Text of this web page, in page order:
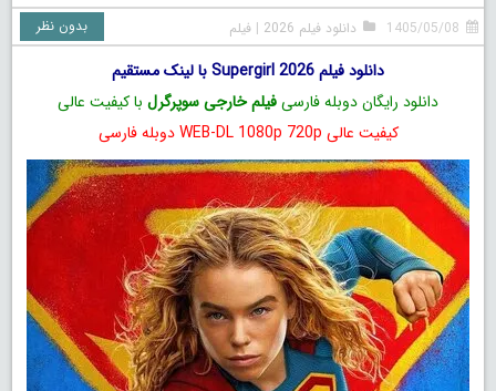
1405/05/08 دانلود فیلم 2026 |فیلم بدون نظر
دانلود فیلم Supergirl 2026 با لینک مستقیم
دانلود رایگان دوبله فارسیفیلم خارجی سوپرگرل با کیفیت عالی
کیفیت عالی WEB-DL 1080p 720p دوبله فارسی